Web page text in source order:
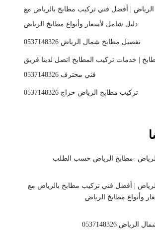
| أفضل فني تركيب مطابخ بالرياض مع
دليل شامل لأسعار وأنواع مطابخ الرياض
تفصيل مطابخ شمال الرياض 0537148326
| خدمات تركيب المطابخ اتصل لدينا فريق
فني محترف 0537148326
تركيب مطابخ الرياض حراج 0537148326
-مطابخ الرياض حسب الطلب
| أفضل فني تركيب مطابخ بالرياض مع
وأنواع مطابخ الرياض
0537148326